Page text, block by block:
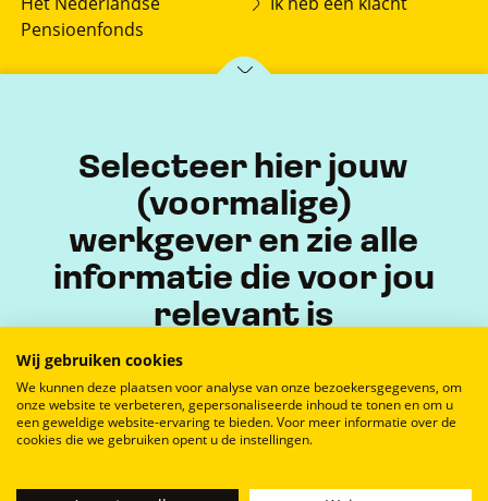
Selecteer hier jouw
(voormalige)
werkgever en zie alle
informatie die voor jou
relevant is
Bevestig
Pensioenfonds
Wij gebruiken cookies
We kunnen deze plaatsen voor analyse van onze bezoekersgegevens, om
onze website te verbeteren, gepersonaliseerde inhoud te tonen en om u
een geweldige website-ervaring te bieden. Voor meer informatie over de
cookies die we gebruiken opent u de instellingen.